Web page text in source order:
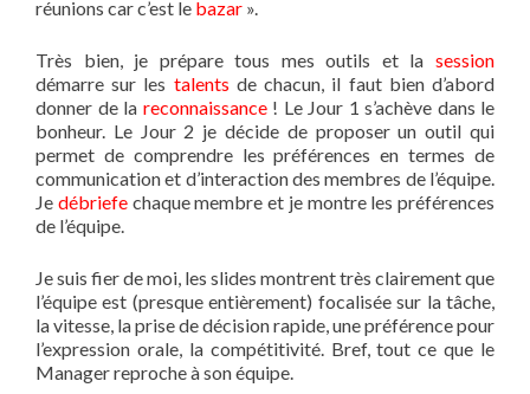
réunions car c’est le bazar ».
Très bien, je prépare tous mes outils et la session
démarre sur les talents de chacun, il faut bien d’abord
donner de la reconnaissance! Le Jour 1 s’achève dans le
bonheur. Le Jour 2 je décide de proposer un outil qui
permet de comprendre les préférences en termes de
communication et d’interaction des membres de l’équipe.
Je débriefechaque membre et je montre les préférences
de l’équipe.
Je suis fier de moi, les slides montrent très clairement que
l’équipe est (presque entièrement) focalisée sur la tâche,
la vitesse, la prise de décision rapide, une préférence pour
l’expression orale, la compétitivité. Bref, tout ce que le
Manager reproche à son équipe.